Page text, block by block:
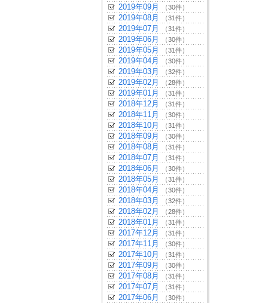
2019年09月 （30件）
2019年08月 （31件）
2019年07月 （31件）
2019年06月 （30件）
2019年05月 （31件）
2019年04月 （30件）
2019年03月 （32件）
2019年02月 （28件）
2019年01月 （31件）
2018年12月 （31件）
2018年11月 （30件）
2018年10月 （31件）
2018年09月 （30件）
2018年08月 （31件）
2018年07月 （31件）
2018年06月 （30件）
2018年05月 （31件）
2018年04月 （30件）
2018年03月 （32件）
2018年02月 （28件）
2018年01月 （31件）
2017年12月 （31件）
2017年11月 （30件）
2017年10月 （31件）
2017年09月 （30件）
2017年08月 （31件）
2017年07月 （31件）
2017年06月 （30件）